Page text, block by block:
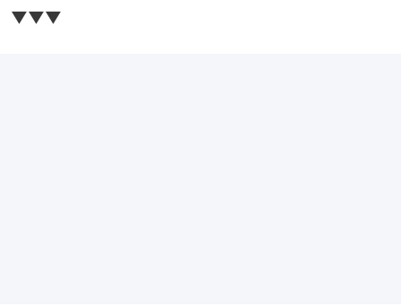
▼▼▼